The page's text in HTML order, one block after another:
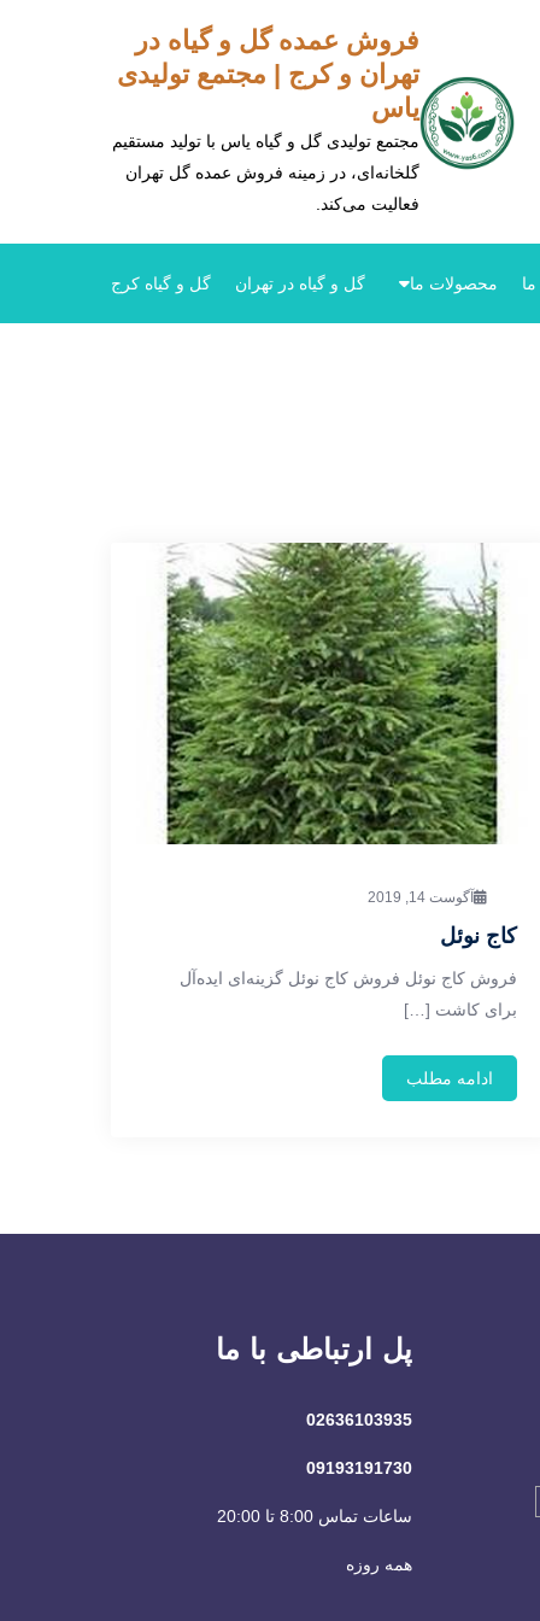
فروش عمده گل و گیاه در
تهران و کرج | مجتمع تولیدی
یاس
مجتمع تولیدی گل و گیاه یاس با تولید مستقیم
گلخانه‌ای، در زمینه فروش عمده گل تهران
فعالیت می‌کند.
محصولات ما گل و گیاه در تهران گل و گیاه کرج
آگوست 14, 2019
کاج نوئل
فروش کاج نوئل فروش کاج نوئل گزینه‌ای ایده‌آل
برای کاشت […]
ادامه مطلب
پل ارتباطی با ما
02636103935
09193191730
ساعات تماس 8:00 تا 20:00
همه روزه